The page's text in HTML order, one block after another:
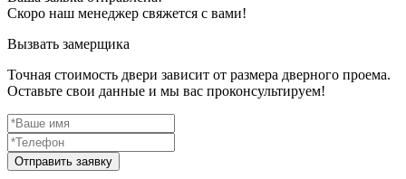
Скоро наш менеджер свяжется с вами!
Вызвать замерщика
Точная стоимость двери зависит от размера дверного проема.
Оставьте свои данные и мы вас проконсультируем!